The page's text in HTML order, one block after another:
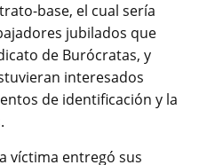
base, el cual sería
jubilados que
de Burócratas, y
interesados
de identificación y la
víctima entregó sus